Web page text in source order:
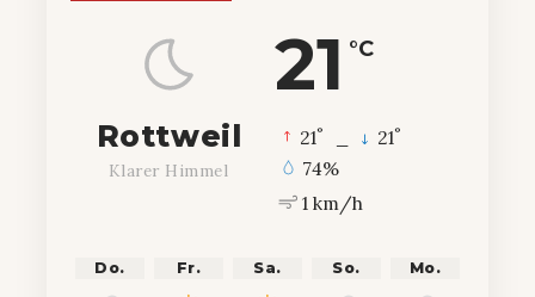
21 °C
Rottweil
Klarer Himmel
21° 21°
74%
1 km/h
Do. Fr. Sa. So. Mo.